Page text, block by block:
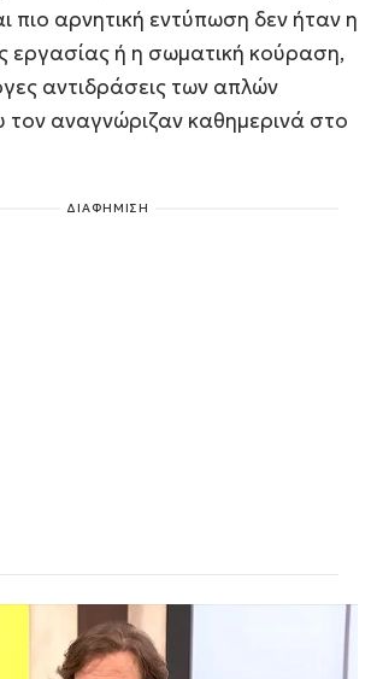
πιο αρνητική εντύπωση δεν ήταν η
εργασίας ή η σωματική κούραση,
αντιδράσεις των απλών
αναγνώριζαν καθημερινά στο
ΔΙΑΦΗΜΙΣΗ